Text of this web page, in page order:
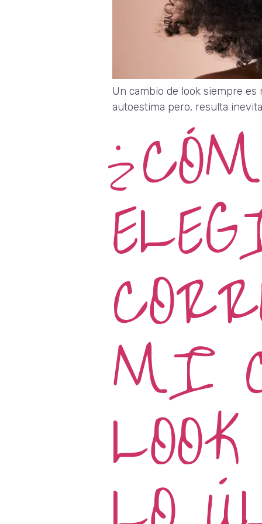
Un cambio de look siempre
autoestima pero, resulta
MI